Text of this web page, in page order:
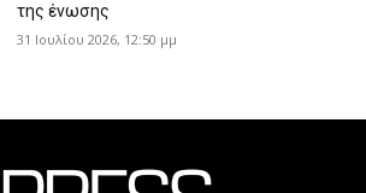
της ένωσης
31 Ιουλίου 2026, 12:50 μμ